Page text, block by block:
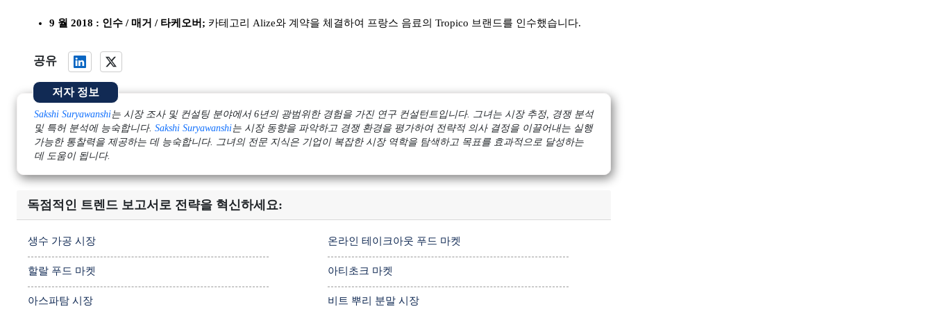
9 월 2018 : 인수 / 매거 / 타케오버; 카테고리 Alize와 계약을 체결하여 프랑스 음료의 Tropico 브랜드를 인수했습니다.
공유
저자 정보
Sakshi Suryawanshi는 시장 조사 및 컨설팅 분야에서 6년의 광범위한 경험을 가진 연구 컨설턴트입니다. 그녀는 시장 추정, 경쟁 분석
및 특허 분석에 능숙합니다. Sakshi Suryawanshi는 시장 동향을 파악하고 경쟁 환경을 평가하여 전략적 의사 결정을 이끌어내는 실행
가능한 통찰력을 제공하는 데 능숙합니다. 그녀의 전문 지식은 기업이 복잡한 시장 역학을 탐색하고 목표를 효과적으로 달성하는
데 도움이 됩니다.
독점적인 트렌드 보고서로 전략을 혁신하세요:
생수 가공 시장 온라인 테이크아웃 푸드 마켓
할랄 푸드 마켓 아티초크 마켓
아스파탐 시장 비트 뿌리 분말 시장